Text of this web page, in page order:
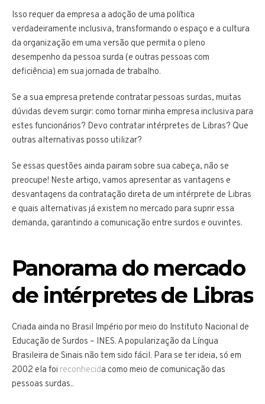
Isso requer da empresa a adoção de uma política
verdadeiramente inclusiva, transformando o espaço e a cultura
da organização em uma versão que permita o pleno
desempenho da pessoa surda (e outras pessoas com
deficiência) em sua jornada de trabalho.
Se a sua empresa pretende contratar pessoas surdas, muitas
dúvidas devem surgir: como tornar minha empresa inclusiva para
estes funcionários? Devo contratar intérpretes de Libras? Que
outras alternativas posso utilizar?
Se essas questões ainda pairam sobre sua cabeça, não se
preocupe! Neste artigo, vamos apresentar as vantagens e
desvantagens da contratação direta de um intérprete de Libras
e quais alternativas já existem no mercado para suprir essa
demanda, garantindo a comunicação entre surdos e ouvintes.
Panorama do mercado
de intérpretes de Libras
Criada ainda no Brasil Império por meio do Instituto Nacional de
Educação de Surdos – INES. A popularização da Língua
Brasileira de Sinais não tem sido fácil. Para se ter ideia, só em
2002 ela foi reconhecida como meio de comunicação das
pessoas surdas..